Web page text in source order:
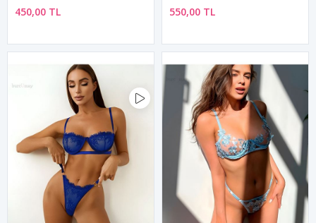
450,00 TL 550,00 TL